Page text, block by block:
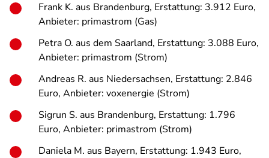
Frank K. aus Brandenburg, Erstattung: 3.912 Euro,
Anbieter: primastrom (Gas)
Petra O. aus dem Saarland, Erstattung: 3.088 Euro,
Anbieter: primastrom (Strom)
Andreas R. aus Niedersachsen, Erstattung: 2.846
Euro, Anbieter: voxenergie (Strom)
Sigrun S. aus Brandenburg, Erstattung: 1.796
Euro, Anbieter: primastrom (Strom)
Daniela M. aus Bayern, Erstattung: 1.943 Euro,